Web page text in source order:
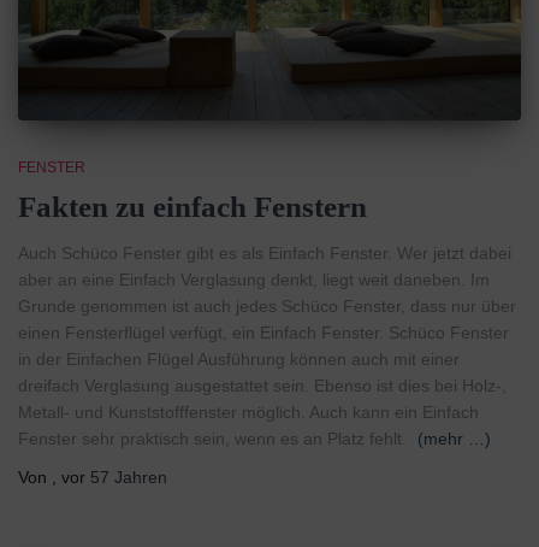
FENSTER
Fakten zu einfach Fenstern
Auch Schüco Fenster gibt es als Einfach Fenster. Wer jetzt dabei
aber an eine Einfach Verglasung denkt, liegt weit daneben. Im
Grunde genommen ist auch jedes Schüco Fenster, dass nur über
einen Fensterflügel verfügt, ein Einfach Fenster. Schüco Fenster
in der Einfachen Flügel Ausführung können auch mit einer
dreifach Verglasung ausgestattet sein. Ebenso ist dies bei Holz-,
Metall- und Kunststofffenster möglich. Auch kann ein Einfach
Fenster sehr praktisch sein, wenn es an Platz fehlt.
(mehr …)
Von , vor 57 Jahren